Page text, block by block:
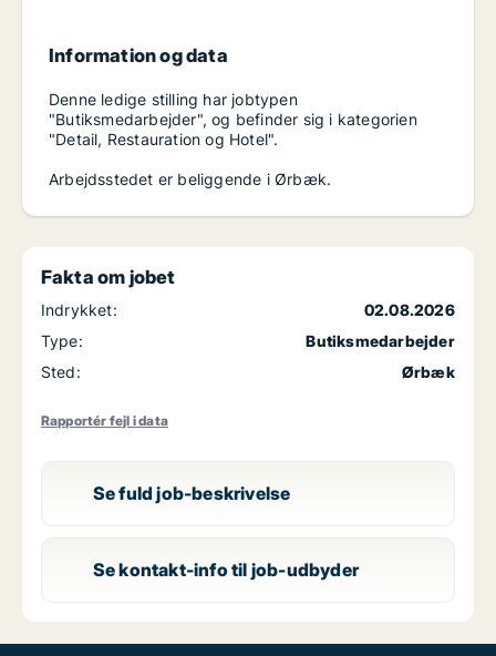
Information og data
Denne ledige stilling har jobtypen
"Butiksmedarbejder", og befinder sig i kategorien
"Detail, Restauration og Hotel".
Arbejdsstedet er beliggende i Ørbæk.
Fakta om jobet
Indrykket:
02.08.2026
Type:
Butiksmedarbejder
Sted:
Ørbæk
Rapportér fejl i data
Se fuld job-beskrivelse
Se kontakt-info til job-udbyder